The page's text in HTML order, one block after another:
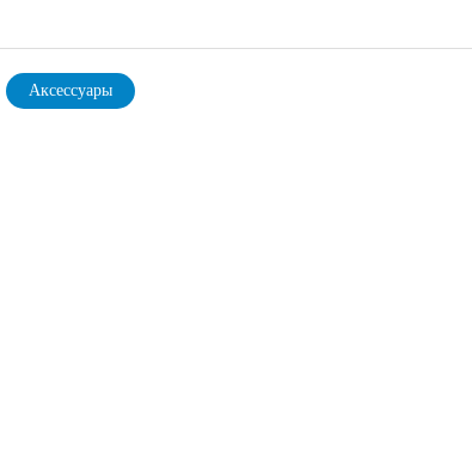
Аксессуары